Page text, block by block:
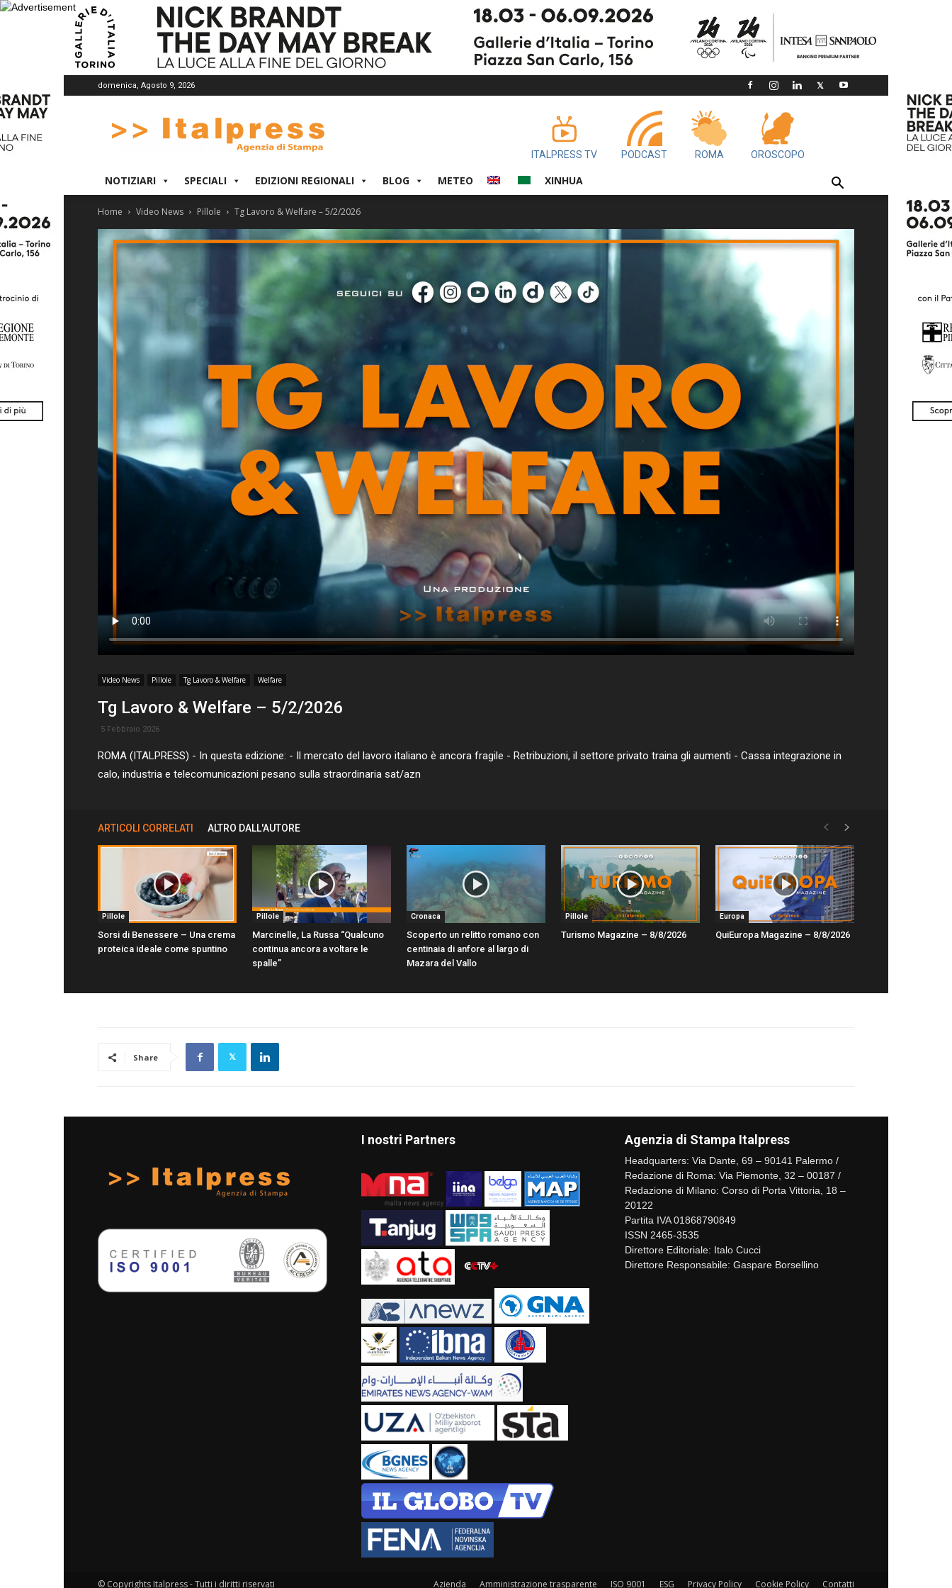
domenica, Agosto 9, 2026
ITALPRESS TV PODCAST ROMA OROSCOPO
NOTIZIARI SPECIALI EDIZIONI REGIONALI BLOG METEO XINHUA
Home Video News Pillole Tg Lavoro & Welfare – 5/2/2026
Video News Pillole Tg Lavoro & Welfare Welfare
Tg Lavoro & Welfare – 5/2/2026
5 Febbraio 2026
ROMA (ITALPRESS) - In questa edizione: - Il mercato del lavoro italiano è ancora fragile - Retribuzioni, il settore privato traina gli aumenti - Cassa integrazione in
calo, industria e telecomunicazioni pesano sulla straordinaria sat/azn
ARTICOLI CORRELATI ALTRO DALL'AUTORE
Pillole
Sorsi di Benessere – Una crema
proteica ideale come spuntino
Pillole
Marcinelle, La Russa “Qualcuno
continua ancora a voltare le
spalle”
Cronaca
Scoperto un relitto romano con
centinaia di anfore al largo di
Mazara del Vallo
Pillole
Turismo Magazine – 8/8/2026
Europa
QuiEuropa Magazine – 8/8/2026
Share
I nostri Partners Agenzia di Stampa Italpress
Headquarters: Via Dante, 69 – 90141 Palermo /
Redazione di Roma: Via Piemonte, 32 – 00187 /
Redazione di Milano: Corso di Porta Vittoria, 18 –
20122
Partita IVA 01868790849
ISSN 2465-3535
Direttore Editoriale: Italo Cucci
Direttore Responsabile: Gaspare Borsellino
Azienda Amministrazione trasparente ISO 9001 ESG Privacy Policy Cookie Policy Contatti
© Copyrights Italpress - Tutti i diritti riservati